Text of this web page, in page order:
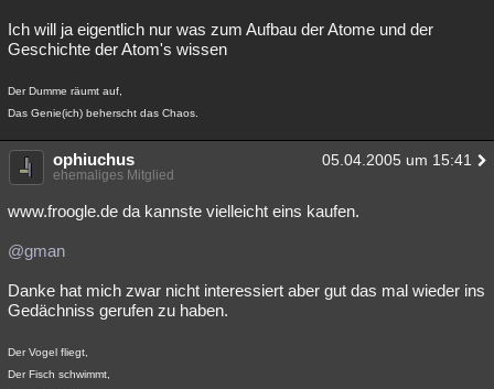
Ich will ja eigentlich nur was zum Aufbau der Atome und der
Geschichte der Atom's wissen
Der Dumme räumt auf,
Das Genie(ich) beherscht das Chaos.
ophiuchus 05.04.2005 um 15:41
ehemaliges Mitglied
www.froogle.de da kannste vielleicht eins kaufen.
@gman
Danke hat mich zwar nicht interessiert aber gut das mal wieder ins
Gedächniss gerufen zu haben.
Der Vogel fliegt,
Der Fisch schwimmt,